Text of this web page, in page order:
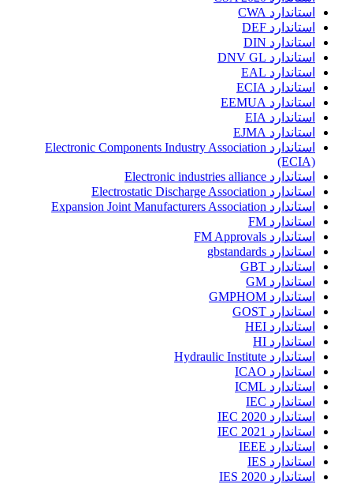
استاندارد CWA
استاندارد DEF
استاندارد DIN
استاندارد DNV GL
استاندارد EAL
استاندارد ECIA
استاندارد EEMUA
استاندارد EIA
استاندارد EJMA
استاندارد Electronic Components Industry Association
(ECIA)
استاندارد Electronic industries alliance
استاندارد Electrostatic Discharge Association
استاندارد Expansion Joint Manufacturers Association
استاندارد FM
استاندارد FM Approvals
استاندارد gbstandards
استاندارد GBT
استاندارد GM
استاندارد GMPHOM
استاندارد GOST
استاندارد HEI
استاندارد HI
استاندارد Hydraulic Institute
استاندارد ICAO
استاندارد ICML
استاندارد IEC
استاندارد IEC 2020
استاندارد IEC 2021
استاندارد IEEE
استاندارد IES
استاندارد IES 2020